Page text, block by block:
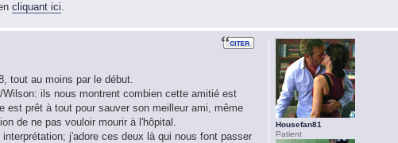
cliquant ici.
tout au moins par le début.
ils nous montrent combien cette amitié est
est prêt à tout pour sauver son meilleur ami, même
de ne pas vouloir mourir à l'hôpital.
j'adore ces deux là qui nous font passer
Housefan81
Patient